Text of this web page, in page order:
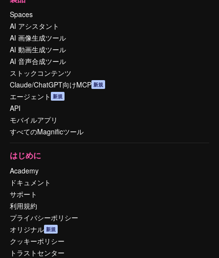
Spaces
AI アシスタント
AI 画像生成ツール
AI 動画生成ツール
AI 音声合成ツール
ストックコンテンツ
Claude/ChatGPT向けMCP 新規
エージェント 新規
API
モバイルアプリ
すべてのMagnificツール
はじめに
Academy
ドキュメント
サポート
利用規約
プライバシーポリシー
オリジナル 新規
クッキーポリシー
トラストセンター